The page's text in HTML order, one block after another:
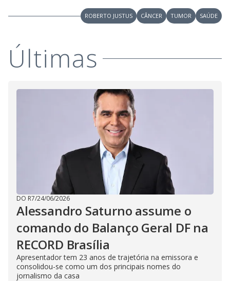
i
d
e
o
ROBERTO JUSTUS CÂNCER TUMOR SAÚDE
Últimas
DO R7/24/06/2026
Alessandro Saturno assume o
comando do Balanço Geral DF na
RECORD Brasília
Apresentador tem 23 anos de trajetória na emissora e
consolidou-se como um dos principais nomes do
jornalismo da casa